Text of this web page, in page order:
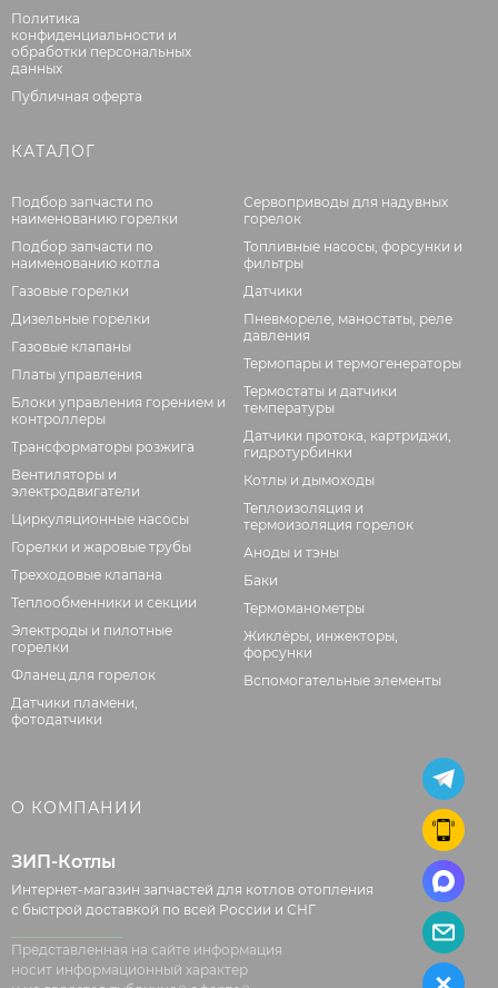
Политика
конфиденциальности и
обработки персональных
данных
Публичная оферта
КАТАЛОГ
Подбор запчасти по
наименованию горелки
Подбор запчасти по
наименованию котла
Газовые горелки
Дизельные горелки
Газовые клапаны
Платы управления
Блоки управления горением и
контроллеры
Трансформаторы розжига
Вентиляторы и
электродвигатели
Циркуляционные насосы
Горелки и жаровые трубы
Трехходовые клапана
Теплообменники и секции
Электроды и пилотные
горелки
Фланец для горелок
Датчики пламени,
фотодатчики
Сервоприводы для надувных
горелок
Топливные насосы, форсунки и
фильтры
Датчики
Пневмореле, маностаты, реле
давления
Термопары и термогенераторы
Термостаты и датчики
температуры
Датчики протока, картриджи,
гидротурбинки
Котлы и дымоходы
Теплоизоляция и
термоизоляция горелок
Аноды и тэны
Баки
Термоманометры
Жиклёры, инжекторы,
форсунки
Вспомогательные элементы
О КОМПАНИИ
ЗИП-Котлы
Интернет-магазин запчастей для котлов отопления
с быстрой доставкой по всей России и СНГ
Представленная на сайте информация
носит информационный характер